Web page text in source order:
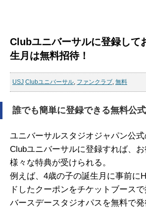
Clubユニバーサルに登録して
生月は無料招待！
USJ Clubユニバーサル, ファンクラブ, 無料
誰でも簡単に登録できる無料公
ユニバーサルスタジオジャパン公式
Clubユニバーサルに登録すれば、
様々な特典が受けられる。
例えば、4歳の子の誕生月に事前に
ドしたクーポンをチケットブース
バースデースタジオパスを無料で発